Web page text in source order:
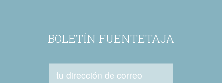
BOLETÍN FUENTETAJA